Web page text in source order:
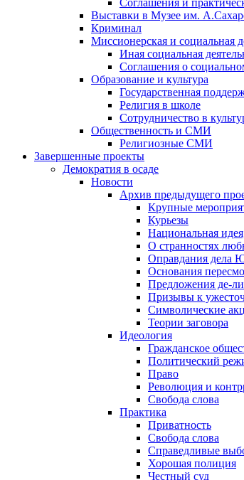
Соглашения и
Выставки в Музее им.
Криминал
Миссионерская и социальная
Иная социальная
Соглашения о
Образование и культура
Государственная
Религия в школе
Сотрудничество в
Общественность и СМИ
Религиозные СМИ
Завершенные проекты
Демократия в осаде
Новости
Архив предыдущего
Крупные
Курьезы
Национальная
О странностях
Оправдания дела
Основания
Предложения де-
Призывы к
Символические
Теории заговора
Идеология
Гражданское
Политический
Право
Революция и
Свобода слова
Практика
Приватность
Свобода слова
Справедливые
Хорошая полиция
Честный суд